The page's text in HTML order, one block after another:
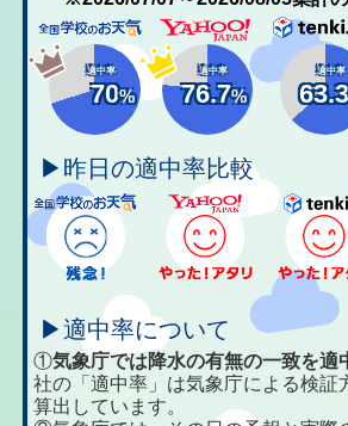
適中率
70%
適中率
76.7%
適中率
63.3
▶昨日の適中率比較
▶適中率について
①気象庁では降水の有無の一致を適
社の「適中率」は気象庁による検証
算出しています。